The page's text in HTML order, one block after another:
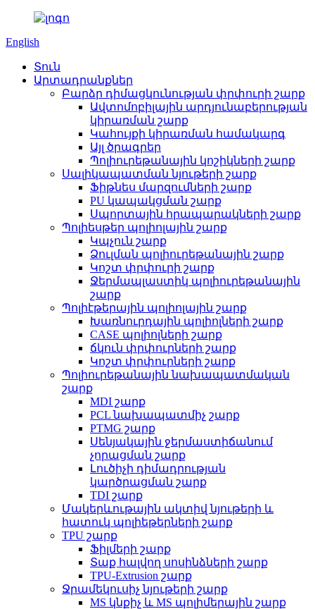
English
Տուն
Արտադրանքներ
Բարձր դիմացկունության փրփուրի շարք
Ավտոմոբիլային արդյունաբերության
կիրառման շարք
Կահույքի կիրառման համակարգ
Այլ ծրագրեր
Պոլիուրեթանային կոշիկների շարք
Սալիկապատման նյութերի շարք
Ֆիթնես մարզումների շարք
PU կապակցման շարք
Սպորտային հրապարակների շարք
Պոլիեսթեր պոլիոլային շարք
Կպչուն շարք
Ձուլման պոլիուրեթանային շարք
Կոշտ փրփուրի շարք
Ջերմապլաստիկ պոլիուրեթանային
շարք
Պոլիէթերային պոլիոլային շարք
Խառնուրդային պոլիոլների շարք
CASE պոլիոլների շարք
ճկուն փրփուրների շարք
Կոշտ փրփուրների շարք
Պոլիուրեթանային նախապատմական
շարք
MDI շարք
PCL նախապատմիչ շարք
PTMG շարք
Սենյակային ջերմաստիճանում
չորացման շարք
Լուծիչի դիմադրության
կարծրացման շարք
TDI շարք
Մակերևութային ակտիվ նյութերի և
հատուկ պոլիեթերների շարք
TPU շարք
Ֆիլմերի շարք
Տաք հալվող սոսինձների շարք
TPU-Extrusion շարք
Ջրամեկուսիչ նյութերի շարք
MS կնքիչ և MS պոլիմերային շարք